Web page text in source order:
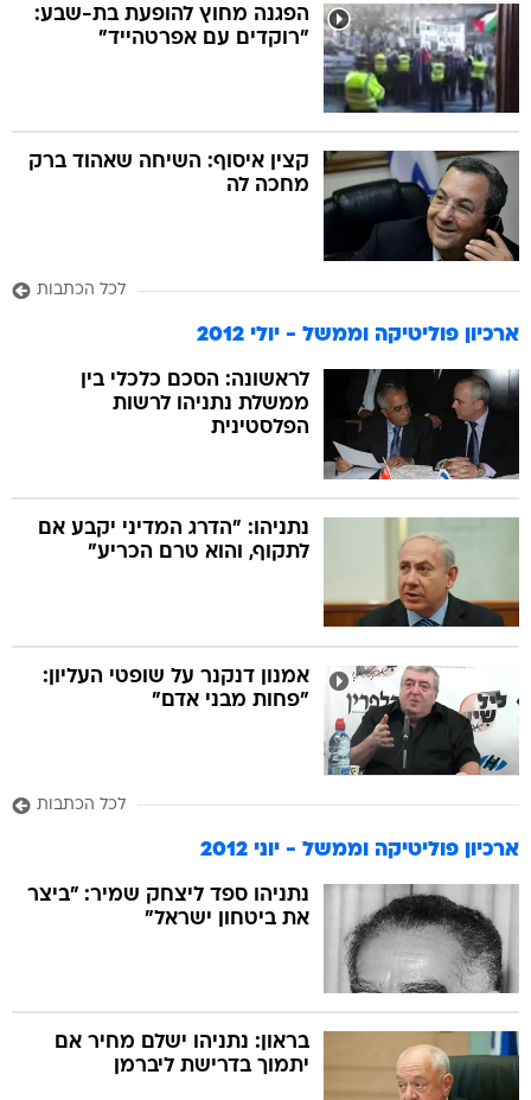
הפגנה מחוץ להופעת בת-שבע:
"רוקדים עם אפרטהייד"
קצין איסוף: השיחה שאהוד ברק
מחכה לה
לכל הכתבות
ארכיון פוליטיקה וממשל - יולי 2012
לראשונה: הסכם כלכלי בין
ממשלת נתניהו לרשות
הפלסטינית
נתניהו: "הדרג המדיני יקבע אם
לתקוף, והוא טרם הכריע"
אמנון דנקנר על שופטי העליון:
"פחות מבני אדם"
לכל הכתבות
ארכיון פוליטיקה וממשל - יוני 2012
נתניהו ספד ליצחק שמיר: "ביצר
את ביטחון ישראל"
בראון: נתניהו ישלם מחיר אם
יתמוך בדרישת ליברמן